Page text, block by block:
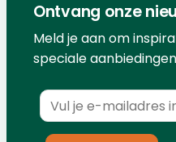
Ontvang onze
Meld je aan om
speciale